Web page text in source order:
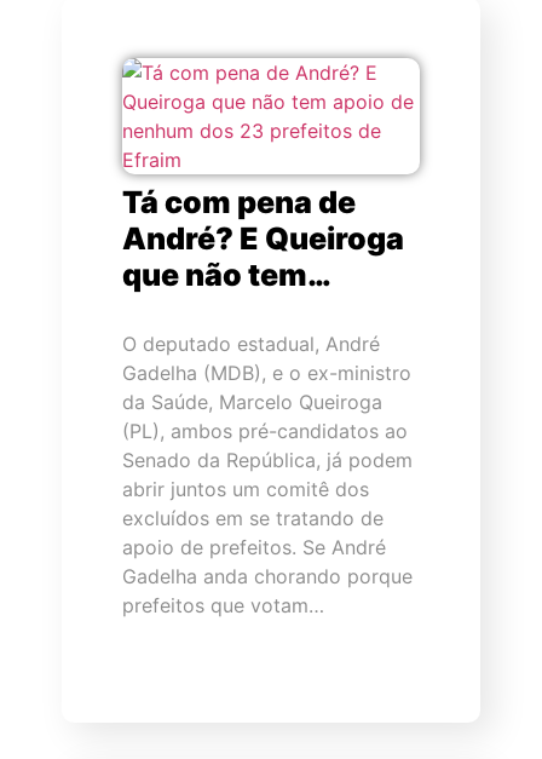
Tá com pena de
André? E Queiroga
que não tem…
O deputado estadual, André
Gadelha (MDB), e o ex-ministro
da Saúde, Marcelo Queiroga
(PL), ambos pré-candidatos ao
Senado da República, já podem
abrir juntos um comitê dos
excluídos em se tratando de
apoio de prefeitos. Se André
Gadelha anda chorando porque
prefeitos que votam…